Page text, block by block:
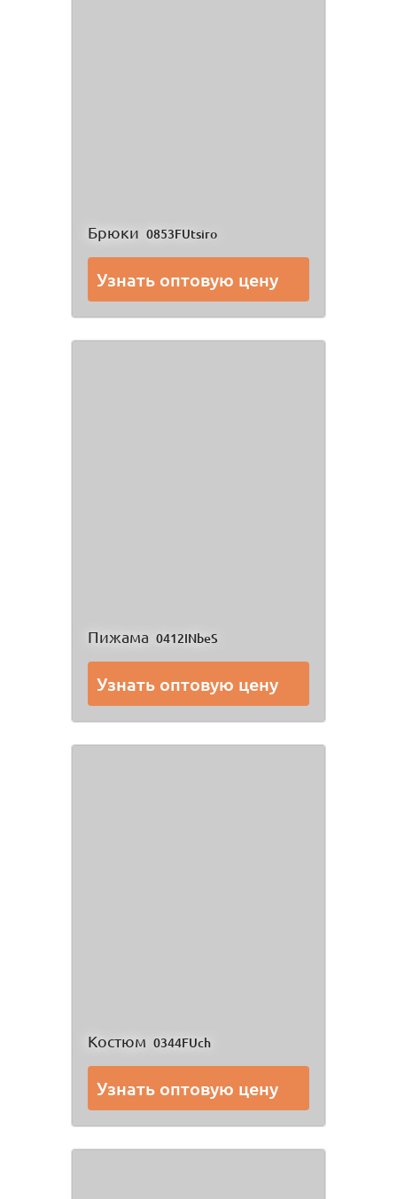
Брюки 0853FUtsiro
Узнать оптовую цену
Пижама 0412INbeS
Узнать оптовую цену
Костюм 0344FUch
Узнать оптовую цену